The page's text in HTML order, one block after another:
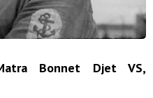
Bonnet Djet VS,